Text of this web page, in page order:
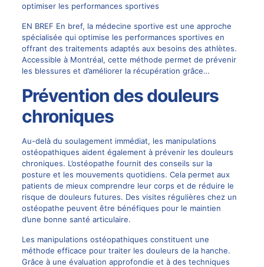
optimiser les performances sportives
EN BREF En bref, la médecine sportive est une approche
spécialisée qui optimise les performances sportives en
offrant des traitements adaptés aux besoins des athlètes.
Accessible à Montréal, cette méthode permet de prévenir
les blessures et d’améliorer la récupération grâce…
Prévention des douleurs
chroniques
Au-delà du soulagement immédiat, les manipulations
ostéopathiques aident également à prévenir les douleurs
chroniques. L’ostéopathe fournit des conseils sur la
posture et les mouvements quotidiens. Cela permet aux
patients de mieux comprendre leur corps et de réduire le
risque de douleurs futures. Des visites régulières chez un
ostéopathe peuvent être bénéfiques pour le maintien
d’une bonne santé articulaire.
Les manipulations ostéopathiques constituent une
méthode efficace pour traiter les douleurs de la hanche.
Grâce à une évaluation approfondie et à des techniques